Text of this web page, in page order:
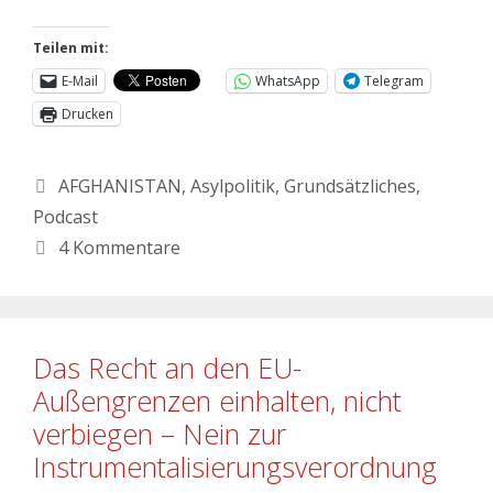
Teilen mit:
E-Mail
WhatsApp
Telegram
Drucken
AFGHANISTAN, Asylpolitik, Grundsätzliches,
Podcast
4 Kommentare
Das Recht an den EU-
Außengrenzen einhalten, nicht
verbiegen – Nein zur
Instrumentalisierungsverordnung